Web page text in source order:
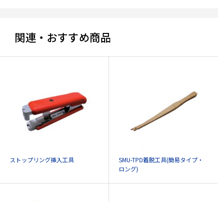
関連・おすすめ商品
ストップリング挿入工具
SMU-TPD着脱工具(簡易タイプ・
ロング)